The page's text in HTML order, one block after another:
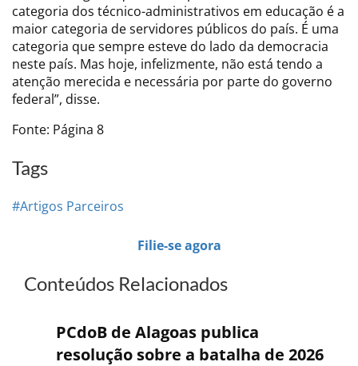
categoria dos técnico-administrativos em educação é a
maior categoria de servidores públicos do país. É uma
categoria que sempre esteve do lado da democracia
neste país. Mas hoje, infelizmente, não está tendo a
atenção merecida e necessária por parte do governo
federal”, disse.
Fonte: Página 8
Tags
#Artigos Parceiros
Filie-se agora
Conteúdos Relacionados
PCdoB de Alagoas publica
resolução sobre a batalha de 2026